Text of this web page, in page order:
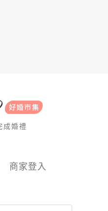
成婚禮
商家登入